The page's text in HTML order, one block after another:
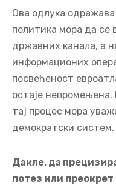
Ова одлука
политика мора да се
државних канала, а
информационих
посвећеност
остаје
тај процес мора
демократски систем.
Дакле, да
потез или преокрет